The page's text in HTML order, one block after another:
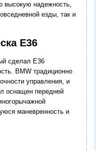
высокую надежность,
езды, так и
E36
сделал E36
BMW традиционно
управления, и
оснащен передней
маневренность и